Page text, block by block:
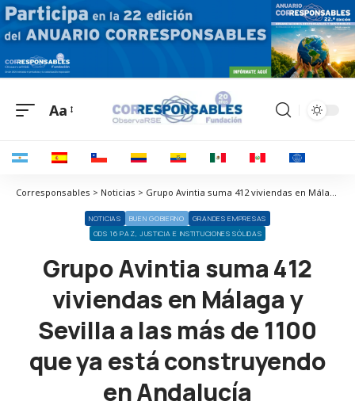
Aa
Corresponsables > Noticias > Grupo Avintia suma 412 viviendas en Málaga y Sevilla a las más de 1100 que ya está construyendo en Andalucía
NOTICIAS BUEN GOBIERNO
GRANDES EMPRESAS
ODS 16 PAZ, JUSTICIA E INSTITUCIONES SÓLIDAS
Grupo Avintia suma 412
viviendas en Málaga y
Sevilla a las más de 1100
que ya está construyendo
en Andalucía